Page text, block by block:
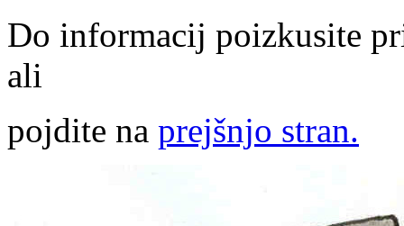
Do informacij poizkusite
ali
pojdite na prejšnjo stran.